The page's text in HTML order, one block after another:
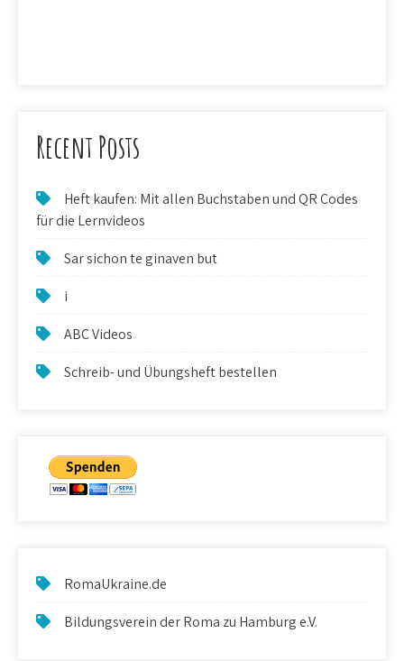
Recent Posts
Heft kaufen: Mit allen Buchstaben und QR Codes
für die Lernvideos
Sar sichon te ginaven but
i
ABC Videos
Schreib- und Übungsheft bestellen
RomaUkraine.de
Bildungsverein der Roma zu Hamburg e.V.